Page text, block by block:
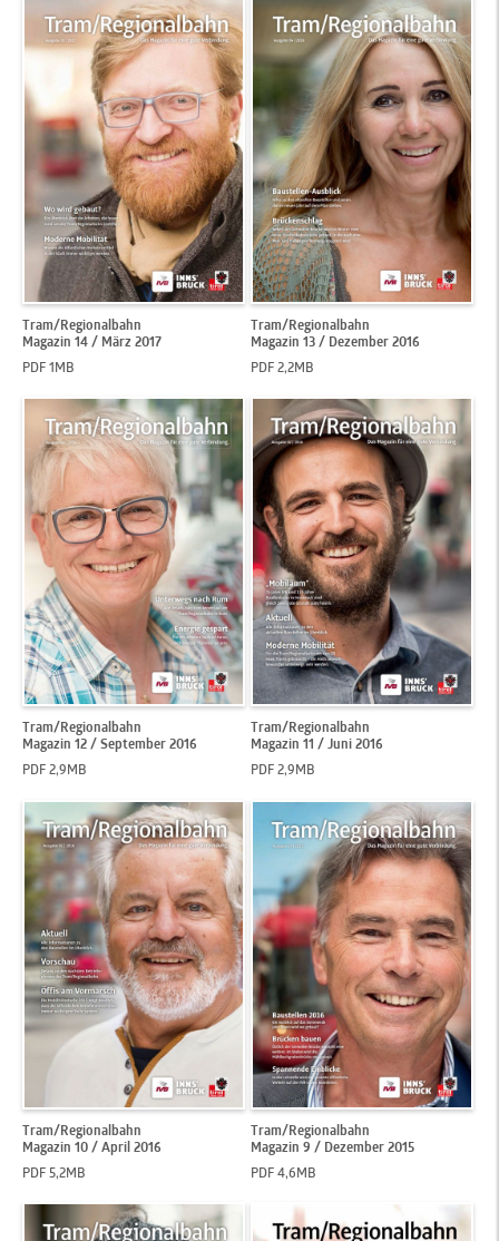
Tram/Regionalbahn
Magazin 14 / März 2017
PDF 1MB
Tram/Regionalbahn
Magazin 13 / Dezember 2016
PDF 2,2MB
Tram/Regionalbahn
Magazin 12 / September 2016
PDF 2,9MB
Tram/Regionalbahn
Magazin 11 / Juni 2016
PDF 2,9MB
Tram/Regionalbahn
Magazin 10 / April 2016
PDF 5,2MB
Tram/Regionalbahn
Magazin 9 / Dezember 2015
PDF 4,6MB